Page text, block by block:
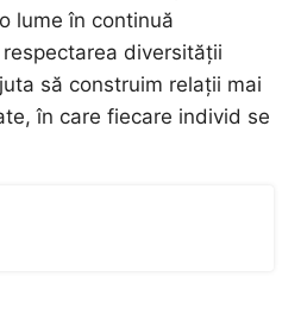
lume în continuă
diversității
să construim relații mai
în care fiecare individ se